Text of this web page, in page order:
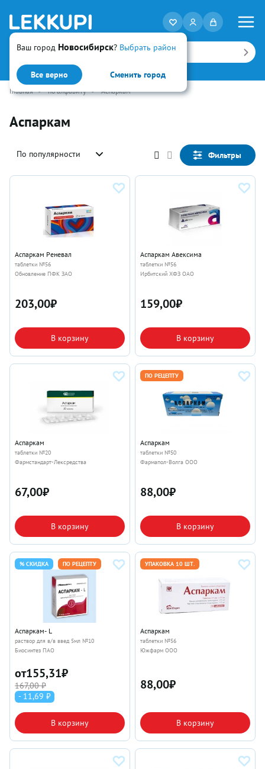
Ваш город Новосибирск? Выбрать район
Все верно Сменить город
Искать
Главная • по алфавиту • Аспаркам
Аспаркам
По популярности Фильтры
Аспаркам Реневал
таблетки №56
Обновление ПФК ЗАО
203,00₽
В корзину
Аспаркам Авексима
таблетки №56
Ирбитский ХФЗ ОАО
159,00₽
В корзину
Аспаркам
таблетки №20
Фармстандарт-Лексредства
67,00₽
В корзину
ПО РЕЦЕПТУ
Аспаркам
таблетки №50
Фармапол-Волга ООО
88,00₽
В корзину
% СКИДКА ПО РЕЦЕПТУ
Аспаркам- L
раствор для в/в введ 5мл №10
Биосинтез ПАО
от155,31₽
167,00 ₽
- 11,69 ₽
В корзину
УПАКОВКА 10 ШТ.
Аспаркам
таблетки №56
Южфарм ООО
88,00₽
В корзину